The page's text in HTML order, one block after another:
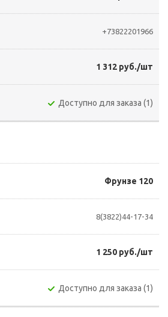
+73822201966
1 312 руб./шт
Доступно для заказа (1)
Фрунзе 120
8(3822)44-17-34
1 250 руб./шт
Доступно для заказа (1)